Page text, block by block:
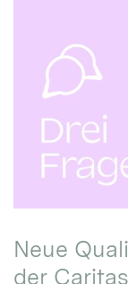
Neue
der